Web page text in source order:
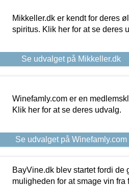
Mikkeller.dk er kendt for deres
spiritus. Klik her for at se deres
Se udvalget på Mikkeller.dk
Winefamly.com er en
Klik her for at se deres udvalg.
Se udvalget på Winefamly.com
BayVine.dk blev startet fordi
muligheden for at smage vin